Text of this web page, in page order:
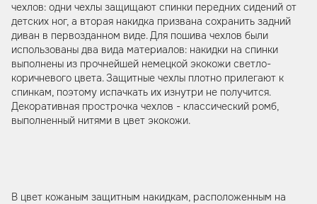
чехлов: одни чехлы защищают спинки передних сидений от
детских ног, а вторая накидка призвана сохранить задний
диван в первозданном виде. Для пошива чехлов были
использованы два вида материалов: накидки на спинки
выполнены из прочнейшей немецкой экокожи светло-
коричневого цвета. Защитные чехлы плотно прилегают к
спинкам, поэтому испачкать их изнутри не получится.
Декоративная прострочка чехлов - классический ромб,
выполненный нитями в цвет экокожи.
В цвет кожаным защитным накидкам, расположенным на